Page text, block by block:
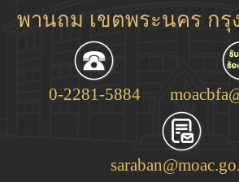
พานถม เขตพระนคร กรุ
0-2281-5884